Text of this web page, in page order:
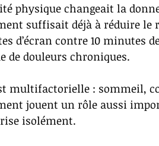
physique changeait la
suffisait déjà à réduire le
d’écran contre 10 minutes
de douleurs chroniques.
multifactorielle : sommeil,
jouent un rôle aussi
isolément.